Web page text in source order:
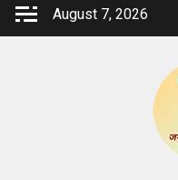
Skip
August 7, 2026